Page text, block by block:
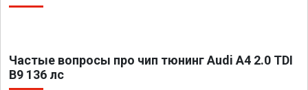
Частые вопросы про чип тюнинг Audi A4 2.0 TDI
B9 136 лс